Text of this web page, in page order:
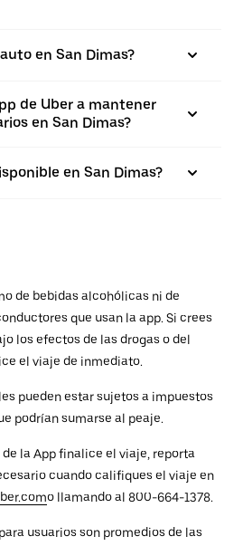
en San Dimas?
de Uber a mantener
en San Dimas?
en San Dimas?
de bebidas alcohólicas ni de
que usan la app. Si crees
los efectos de las drogas o del
el viaje de inmediato.
pueden estar sujetos a impuestos
podrían sumarse al peaje.
la App finalice el viaje, reporta
cuando califiques el viaje en
o llamando al 800-664-1378.
usuarios son promedios de las